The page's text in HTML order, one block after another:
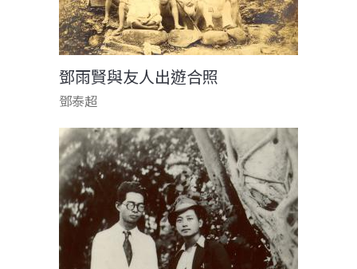
鄧雨賢與友人出遊合照
鄧泰超